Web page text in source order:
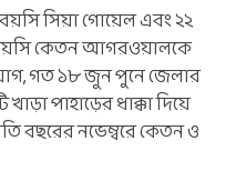
সিয়া গোয়েল এবং ২২
কেতন আগরওয়ালকে
গত ১৮ জুন পুনে জেলার
পাহাড়ের ধাক্কা দিয়ে
বছরের নভেম্বরে কেতন ও